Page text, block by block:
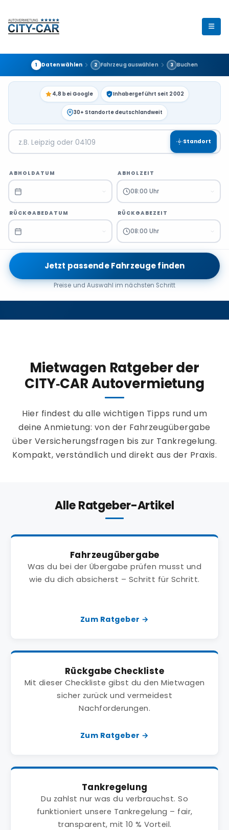
1 Daten wählen 2 Fahrzeug auswählen 3 Buchen
4,8 bei Google Inhabergeführt seit 2002
30+ Standorte deutschlandweit
Standort
ABHOLDATUM ABHOLZEIT
08:00 Uhr
RÜCKGABEDATUM RÜCKGABEZEIT
08:00 Uhr
Jetzt passende Fahrzeuge finden
Preise und Auswahl im nächsten Schritt
Mietwagen Ratgeber der
CITY‑CAR Autovermietung
Hier findest du alle wichtigen Tipps rund um
deine Anmietung: von der Fahrzeugübergabe
über Versicherungsfragen bis zur Tankregelung.
Kompakt, verständlich und direkt aus der Praxis.
Alle Ratgeber-Artikel
Fahrzeugübergabe
Was du bei der Übergabe prüfen musst und
wie du dich absicherst – Schritt für Schritt.
Zum Ratgeber →
Rückgabe Checkliste
Mit dieser Checkliste gibst du den Mietwagen
sicher zurück und vermeidest
Nachforderungen.
Zum Ratgeber →
Tankregelung
Du zahlst nur was du verbrauchst. So
funktioniert unsere Tankregelung – fair,
transparent, mit 10 % Vorteil.